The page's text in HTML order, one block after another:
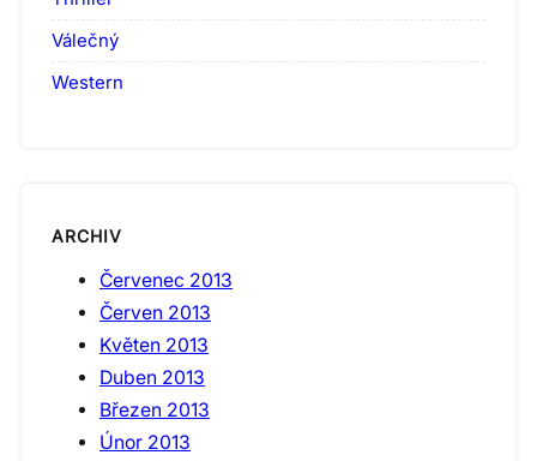
Válečný
Western
ARCHIV
Červenec 2013
Červen 2013
Květen 2013
Duben 2013
Březen 2013
Únor 2013